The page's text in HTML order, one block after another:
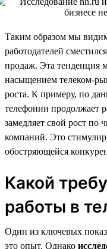
Таким образом мы
работодателей
продаж. Эта тенденция
насыщением телеком-
роста. К примеру, по
телефонии продолжает
замедляет свой рост
компаний. Это
обостряющейся
Какой
работы в
Один из ключевых
это опыт. Однако